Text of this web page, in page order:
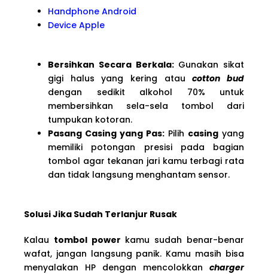
Handphone Android
Device Apple
Bersihkan Secara Berkala:Gunakan sikat
gigi halus yang kering ataucotton bud
dengan sedikit alkohol 70% untuk
membersihkan sela-sela tombol dari
tumpukan kotoran.
Pasang Casing yang Pas: Pilih casing yang
memiliki potongan presisi pada bagian
tombol agar tekanan jari kamu terbagi rata
dan tidak langsung menghantam sensor.
Solusi Jika Sudah Terlanjur Rusak
Kalau tombol power kamu sudah benar-benar
wafat, jangan langsung panik. Kamu masih bisa
menyalakan HP dengan mencolokkan charger